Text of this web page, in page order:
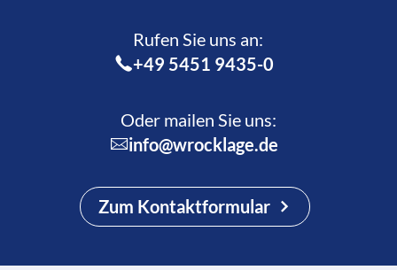
Rufen Sie uns an:­
+49 5451 9435-0
Oder mailen Sie uns:
info@wrocklage.de
Zum Kontaktformular